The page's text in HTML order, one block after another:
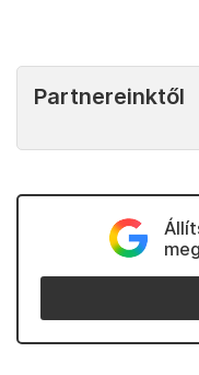
Partnereinktől